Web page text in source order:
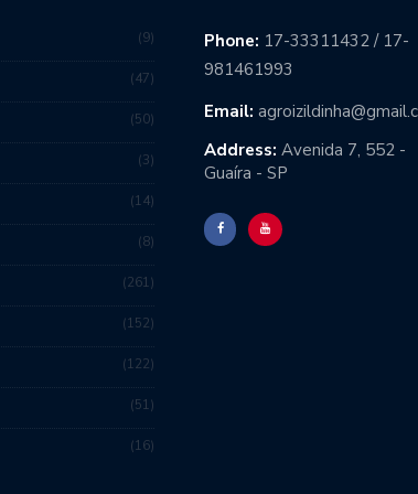
9
47
50
3
14
8
261
152
122
51
16
Phone: 17-33311432 / 17-
981461993
Email:
Address: Avenida 7, 552 -
Guaíra - SP